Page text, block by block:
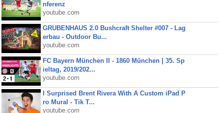
nferenz
youtube.com
GRUBENHAUS 2.0 Bushcraft Shelter #007 - Lag
erbau - Outdoor Bu...
youtube.com
FC Bayern München II - 1860 München | 35. Sp
ieltag, 2019/202...
youtube.com
I Surprised Brent Rivera With A Custom iPad P
ro Mural - Tik T...
youtube.com